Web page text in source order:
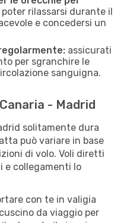
rilassarsi durante il
e concedersi un
assicurati
per sgranchire le
sanguigna.
- Madrid
solitamente dura
può variare in base
di volo. Voli diretti
e collegamenti lo
con te in valigia
da viaggio per